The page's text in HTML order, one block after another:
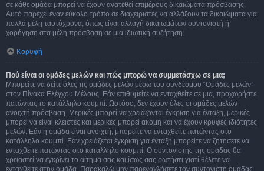
σε κάθε ομάδα μπορεί να έχουν ανατεθεί επιμέρους δικαιώματα πρόσβασης.
Αυτό παρέχει έναν εύκολο τρόπο σε διαχειριστές να αλλάξουν τα δικαιώματα για
πολλά μέλη ταυτόχρονα, όπως είναι αλλαγή δικαιωμάτων συντονιστή ή
χορήγηση στα μέλη πρόσβαση σε μια ιδιωτική συζήτηση.
Κορυφή
Πού είναι οι ομάδες μελών και πώς μπορώ να συμμετάσχω σε μια;
Μπορείτε να δείτε όλες τις ομάδες μελών μέσω του συνδέσμου “Ομάδες μελών”
στον Πίνακα Ελέγχου Μέλους. Εάν επιθυμείτε να ενταχθείτε σε μια, προχωρήστε
πατώντας το κατάλληλο κουμπί. Ωστόσο, δεν έχουν όλες οι ομάδες μελών
ανοιχτή πρόσβαση. Μερικές μπορεί να χρειάζονται έγκριση για ένταξη, μερικές
μπορεί να είναι κλειστές και μερικές μπορεί ακόμη και να έχουν κρυφές ιδιότητες
μελών. Εάν η ομάδα είναι ανοιχτή, μπορείτε να ενταχθείτε πατώντας στο
κατάλληλο κουμπί. Εάν χρειάζεται έγκριση για ένταξη μπορείτε να ζητήσετε να
ενταχθείτε πατώντας στο κατάλληλο κουμπί. Ο συντονιστής της ομάδας θα
χρειαστεί να εγκρίνει το αίτημα σας και ίσως σας ρωτήσει γιατί θέλετε να
ενταχθείτε στην ομάδα. Παρακαλώ μην παρενοχλήσετε τον συντονιστή ομάδας